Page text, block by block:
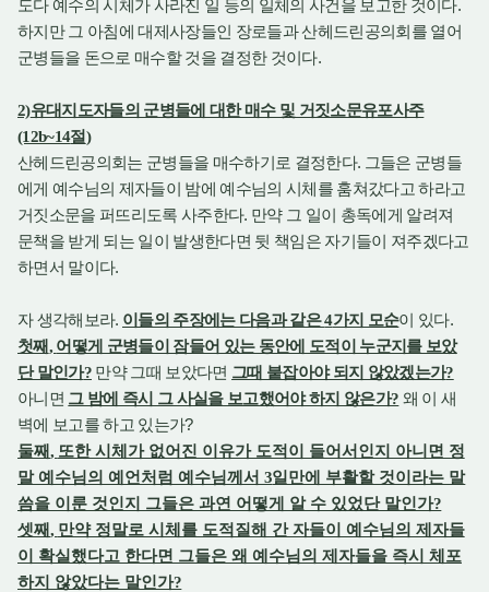
도다 예수의 시체가 사라진 일 등의 일체의 사건을 보고한 것이다.
하지만 그 아침에 대제사장들인 장로들과 산헤드린공의회를 열어
군병들을 돈으로 매수할 것을 결정한 것이다.
2)유대지도자들의 군병들에 대한 매수 및 거짓소문유포사주
(12b~14절)
산헤드린공의회는 군병들을 매수하기로 결정한다. 그들은 군병들
에게 예수님의 제자들이 밤에 예수님의 시체를 훔쳐갔다고 하라고
거짓소문을 퍼뜨리도록 사주한다. 만약 그 일이 총독에게 알려져
문책을 받게 되는 일이 발생한다면 뒷 책임은 자기들이 져주겠다고
하면서 말이다.
자 생각해보라. 이들의 주장에는 다음과 같은4가지 모순이 있다.
첫째, 어떻게 군병들이 잠들어 있는 동안에 도적이 누군지를 보았
단 말인가? 만약 그때 보았다면 그때 붙잡아야 되지 않았겠는가?
아니면 그 밤에 즉시 그 사실을 보고했어야 하지 않은가? 왜 이 새
벽에 보고를 하고 있는가?
둘째, 또한 시체가 없어진 이유가 도적이 들어서인지 아니면 정
말 예수님의 예언처럼 예수님께서 3일만에 부활할 것이라는 말
씀을 이룬 것인지 그들은 과연 어떻게 알 수 있었단 말인가?
셋째, 만약 정말로 시체를 도적질해 간 자들이 예수님의 제자들
이 확실했다고 한다면 그들은 왜 예수님의 제자들을 즉시 체포
하지 않았다는 말인가?